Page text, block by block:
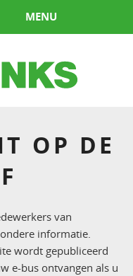
MENU
OP DE
van
informatie.
wordt gepubliceerd
e-bus ontvangen als u